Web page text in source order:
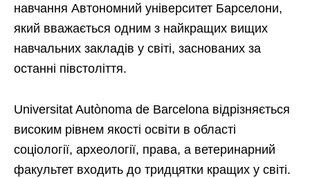
навчання Автономний університет Барселони,
який вважається одним з найкращих вищих
навчальних закладів у світі, заснованих за
останні півстоліття.
Universitat Autònoma de Barcelona відрізняється
високим рівнем якості освіти в області
соціології, археології, права, а ветеринарний
факультет входить до тридцятки кращих у світі.